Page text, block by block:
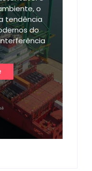
o
tendência
do